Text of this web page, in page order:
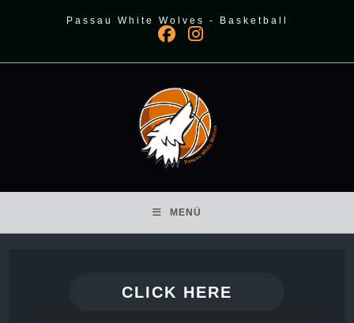
Passau White Wolves - Basketball
MENÜ
CLICK HERE